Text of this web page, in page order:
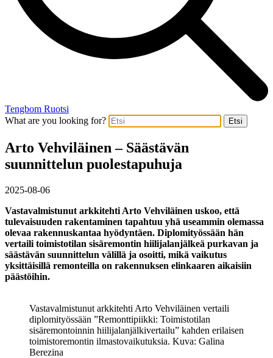
Tengbom Ruotsi
What are you looking for?
Etsi
Arto Vehviläinen – Säästävän
suunnittelun puolestapuhuja
2025-08-06
Vastavalmistunut arkkitehti Arto Vehviläinen uskoo, että
tulevaisuuden rakentaminen tapahtuu yhä useammin olemassa
olevaa rakennuskantaa hyödyntäen. Diplomityössään hän
vertaili toimistotilan sisäremontin hiilijalanjälkeä purkavan ja
säästävän suunnittelun välillä ja osoitti, mikä vaikutus
yksittäisillä remonteilla on rakennuksen elinkaaren aikaisiin
päästöihin.
Vastavalmistunut arkkitehti Arto Vehviläinen vertaili
diplomityössään ”Remonttipiikki: Toimistotilan
sisäremontoinnin hiilijalanjälkivertailu” kahden erilaisen
toimistoremontin ilmastovaikutuksia. Kuva: Galina
Berezina